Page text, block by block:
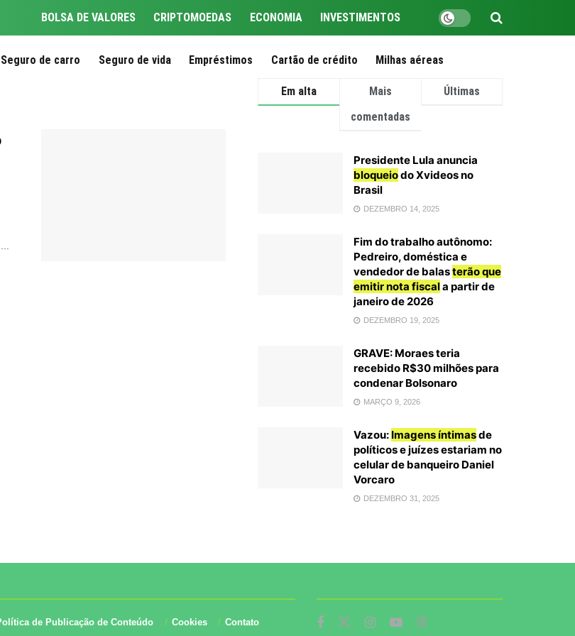
BOLSA DE VALORES CRIPTOMOEDAS ECONOMIA INVESTIMENTOS
Seguro de carro Seguro de vida Empréstimos Cartão de crédito Milhas aéreas
Em alta
Mais
comentadas
Últimas
Presidente Lula anuncia
bloqueiodo Xvideos no
Brasil
DEZEMBRO 14, 2025
Fim do trabalho autônomo:
Pedreiro, doméstica e
vendedor de balasterão que
emitir nota fiscala partir de
janeiro de 2026
DEZEMBRO 19, 2025
GRAVE: Moraes teria
recebido R$30 milhões para
condenar Bolsonaro
MARÇO 9, 2026
Vazou: Imagens íntimasde
políticos e juízes estariam no
celular de banqueiro Daniel
Vorcaro
DEZEMBRO 31, 2025
de Publicação de Conteúdo Cookies Contato